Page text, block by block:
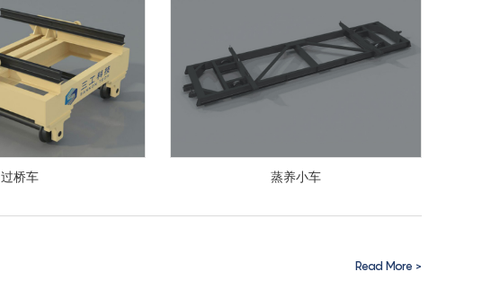
过桥车 蒸养小车
Read More >